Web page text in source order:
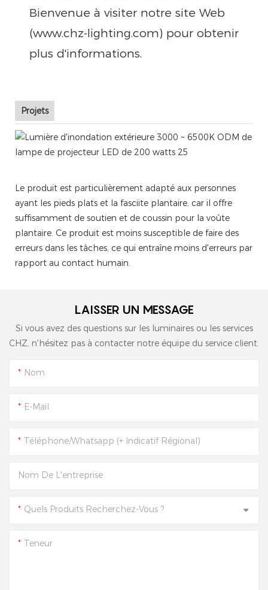
Bienvenue à visiter notre site Web
(www.chz-lighting.com) pour obtenir
plus d'informations.
Projets
Le produit est particulièrement adapté aux personnes
ayant les pieds plats et la fasciite plantaire, car il offre
suffisamment de soutien et de coussin pour la voûte
plantaire. Ce produit est moins susceptible de faire des
erreurs dans les tâches, ce qui entraîne moins d'erreurs par
rapport au contact humain.
LAISSER UN MESSAGE
Si vous avez des questions sur les luminaires ou les services
CHZ, n'hésitez pas à contacter notre équipe du service client.
Nom
E-Mail
Téléphone/Whatsapp (+ Indicatif Régional)
Nom De L'entreprise
Quels Produits Recherchez-Vous ?
Teneur